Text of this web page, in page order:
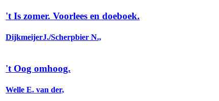
't Is zomer. Voorlees en doeboek.
DijkmeijerJ./Scherpbier N.,
't Oog omhoog.
Welle E. van der,